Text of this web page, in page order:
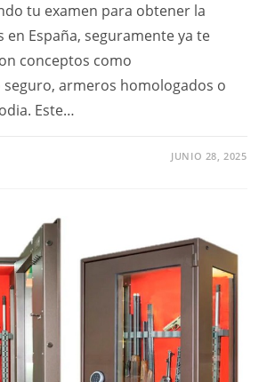
tu examen para obtener la
en España, seguramente ya te
conceptos como
armeros homologados o
Este…
JUNIO 28, 2025